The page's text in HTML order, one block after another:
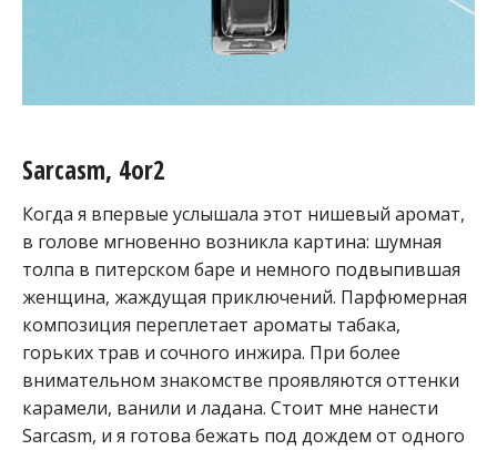
Sarcasm, 4or2
Когда я впервые услышала этот нишевый аромат,
в голове мгновенно возникла картина: шумная
толпа в питерском баре и немного подвыпившая
женщина, жаждущая приключений. Парфюмерная
композиция переплетает ароматы табака,
горьких трав и сочного инжира. При более
внимательном знакомстве проявляются оттенки
карамели, ванили и ладана. Стоит мне нанести
Sarcasm, и я готова бежать под дождем от одного